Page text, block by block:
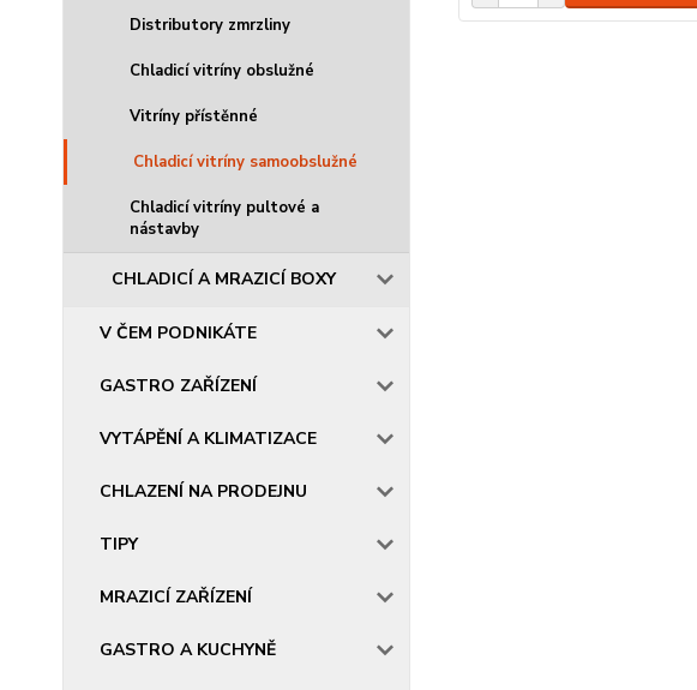
Distributory zmrzliny
Chladicí vitríny obslužné
Vitríny přístěnné
Chladicí vitríny samoobslužné
Chladicí vitríny pultové a
nástavby
CHLADICÍ A MRAZICÍ BOXY
V ČEM PODNIKÁTE
GASTRO ZAŘÍZENÍ
VYTÁPĚNÍ A KLIMATIZACE
CHLAZENÍ NA PRODEJNU
TIPY
MRAZICÍ ZAŘÍZENÍ
GASTRO A KUCHYNĚ